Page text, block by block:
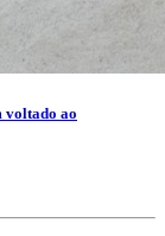
voltado ao